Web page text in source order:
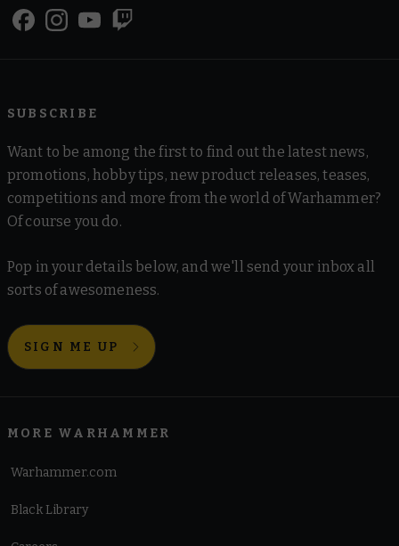
SUBSCRIBE
Want to be among the first to find out the latest news,
promotions, hobby tips, new product releases, teases,
competitions and more from the world of Warhammer?
Of course you do.
Pop in your details below, and we'll send your inbox all
sorts of awesomeness.
SIGN ME UP
MORE WARHAMMER
Warhammer.com
Black Library